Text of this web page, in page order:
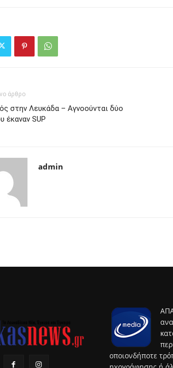
άρθρο
στην Λευκάδα – Αγνοούνται δύο
έκαναν SUP
admin
οποιονδήποτε